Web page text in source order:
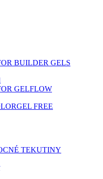
BUILDER GELS
GELFLOW
FREE
TEKUTINY